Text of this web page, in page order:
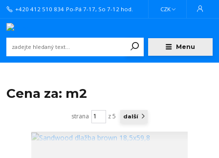
Menu
CZK
+420 412 510 834 Po-Pá 7-17, So 7-12 hod.
Cena za: m2
strana z 5 další